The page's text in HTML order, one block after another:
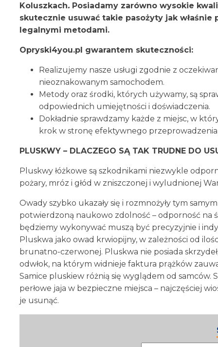
Koluszkach. Posiadamy zarówno wysokie
skutecznie usuwać takie pasożyty jak
legalnymi metodami.
Opryski4you.pl gwarantem skuteczności:
Realizujemy nasze usługi zgodnie z
nieoznakowanym samochodem.
Metody oraz środki, których używamy, są
odpowiednich umiejętności i doświadczenia.
Dokładnie sprawdzamy każde z miejsc, w
krok w stronę efektywnego
PLUSKWY – DLACZEGO SĄ TAK TRUDNE DO
Pluskwy łóżkowe są szkodnikami niezwykle
pożary, mróz i głód w zniszczonej i wyludnionej
Owady szybko ukazały się i rozmnożyły tym
potwierdzoną naukowo zdolność – odporność na
będziemy wykonywać muszą być precyzyjnie i
Pluskwa jako owad krwiopijny, w zależności od
brunatno-czerwonej. Pluskwa nie posiada
odwłok, na którym widnieje faktura prążków
Samice pluskiew różnią się wyglądem od samców.
perłowe jaja w bezpieczne miejsca – najczęściej
je usunąć.